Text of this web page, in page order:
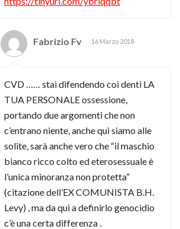
Fabrizio Fv 16 Marzo 2018
CVD …… stai difendendo coi denti LA
TUA PERSONALE ossessione,
portando due argomenti che non
c’entrano niente, anche qui siamo alle
solite, sarà anche vero che “il maschio
bianco ricco colto ed eterosessuale è
l’unica minoranza non protetta”
(citazione dell’EX COMUNISTA B.H.
Levy) , ma da qui a definirlo genocidio
c’è una certa differenza .